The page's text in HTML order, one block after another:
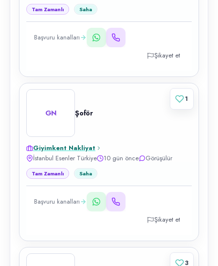
Tam Zamanlı Saha
Başvuru kanalları
Şikayet et
GN Şoför
Giyimkent Nakliyat
İstanbul Esenler Türkiye
10 gün önce Görüşülür
Tam Zamanlı Saha
Başvuru kanalları
Şikayet et
1
3